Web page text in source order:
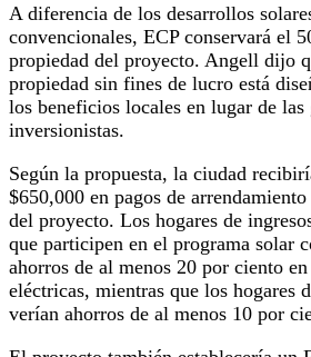
A diferencia de los desarrollos
convencionales, ECP conservará el
propiedad del proyecto. Angell dijo
propiedad sin fines de lucro está
los beneficios locales en lugar de las
inversionistas.
Según la propuesta, la ciudad
$650,000 en pagos de
del proyecto. Los hogares de
que participen en el programa solar
ahorros de al menos 20 por ciento
eléctricas, mientras que los hogares
verían ahorros de al menos 10 por